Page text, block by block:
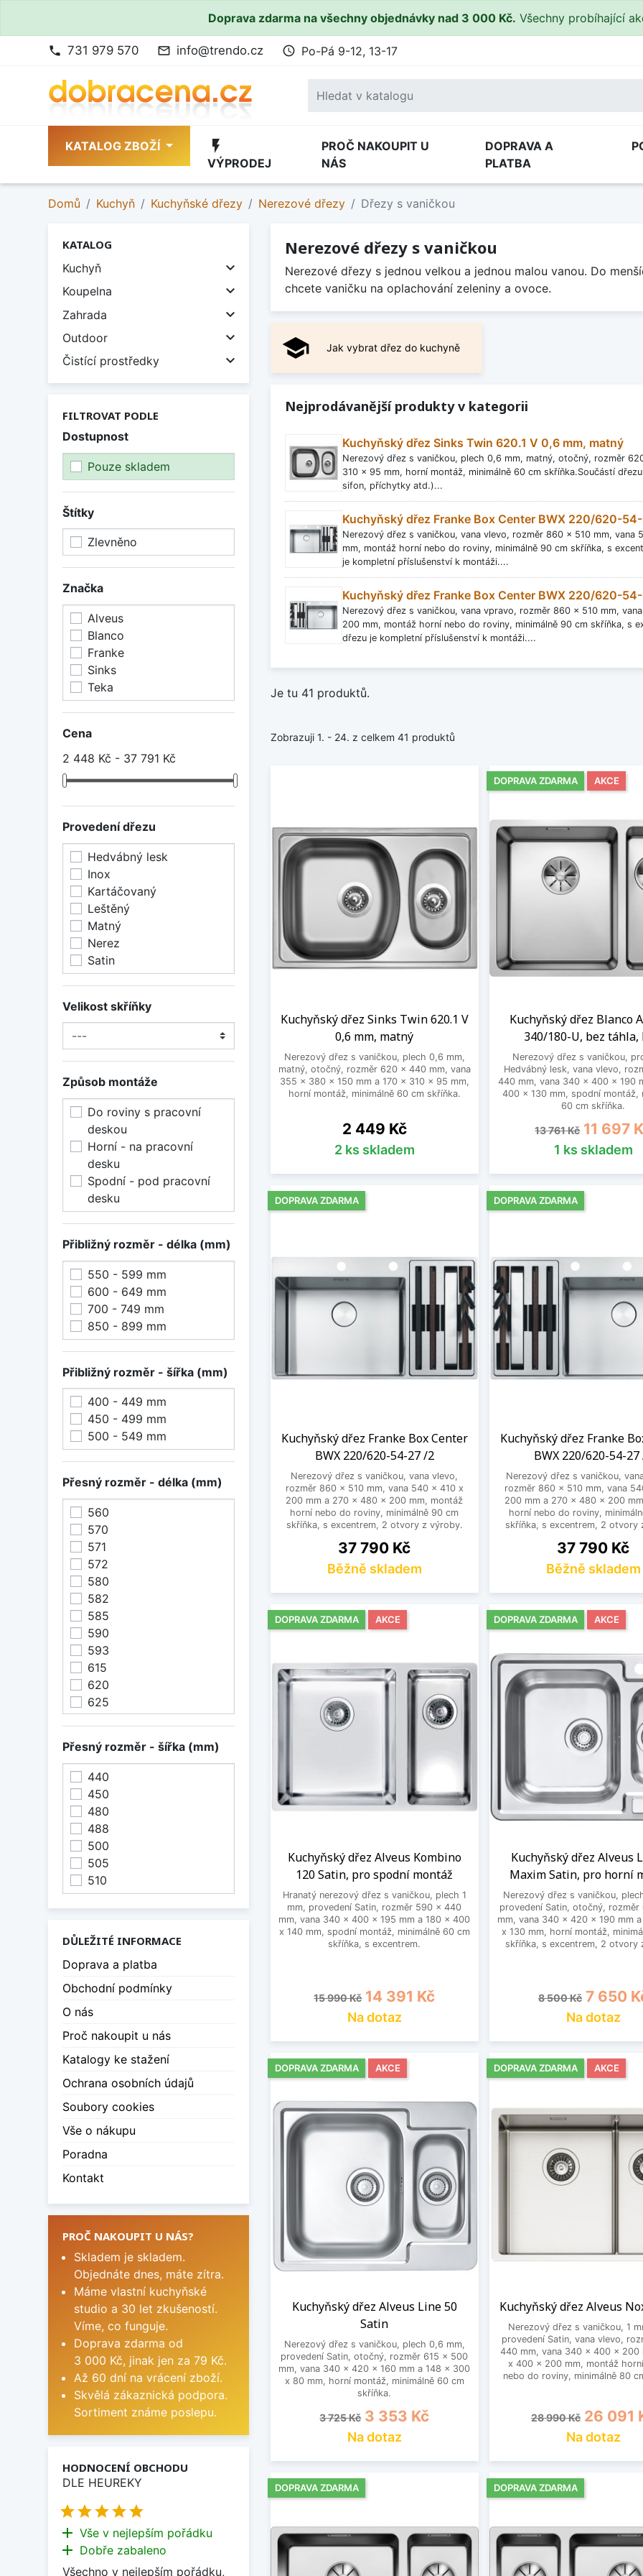
Doprava zdarma na všechny objednávky nad 3 000 Kč. Všechny probíhající
phone 731 979 570 mail_outline info@trendo.cz access_time Po-Pá 9-12, 13-17
KATALOG ZBOŽÍ flash_on
VÝPRODEJ
PROČ NAKOUPIT U
NÁS
DOPRAVA A
PLATBA
Domů Kuchyň Kuchyňské dřezy Nerezové dřezy Dřezy s vaničkou
KATALOG
Kuchyň

Koupelna 
Zahrada 
Outdoor 
Čistící prostředky 
FILTROVAT PODLE
Dostupnost
Pouze skladem
Štítky
Zlevněno
Značka
Alveus
Blanco
Franke
Sinks
Teka
Cena
2 448 Kč - 37 791 Kč
Provedení dřezu
Hedvábný lesk
Inox
Kartáčovaný
Leštěný
Matný
Nerez
Satin
Velikost skříňky
Způsob montáže
Do roviny s pracovní
deskou
Horní - na pracovní
desku
Spodní - pod pracovní
desku
Přibližný rozměr - délka (mm)
550 - 599 mm
600 - 649 mm
700 - 749 mm
850 - 899 mm
Přibližný rozměr - šířka (mm)
400 - 449 mm
450 - 499 mm
500 - 549 mm
Přesný rozměr - délka (mm)
560
570
571
572
580
582
585
590
593
615
620
625
745
Přesný rozměr - šířka (mm)
440
450
480
488
500
505
510
DŮLEŽITÉ INFORMACE
Doprava a platba
Obchodní podmínky
O nás
Proč nakoupit u nás
Katalogy ke stažení
Ochrana osobních údajů
Soubory cookies
Vše o nákupu
Poradna
Kontakt
PROČ NAKOUPIT U NÁS?
Skladem je skladem.
Objednáte dnes, máte zítra.
Máme vlastní kuchyňské
studio a 30 let zkušeností.
Víme, co funguje.
Doprava zdarma od
3 000 Kč, jinak jen za 79 Kč.
Až 60 dní na vrácení zboží.
Skvělá zákaznická podpora.
Sortiment známe poslepu.
HODNOCENÍ OBCHODU
DLE HEUREKY

add Vše v nejlepším pořádku
add Dobře zabaleno
Všechno v nejlepším pořádku,
Nerezové dřezy s vaničkou
Nerezové dřezy s jednou velkou a jednou malou vanou. Do
chcete vaničku na oplachování zeleniny a ovoce.
school Jak vybrat dřez do kuchyně
Nejprodávanější produkty v kategorii
Kuchyňský dřez Sinks Twin 620.1 V 0,6 mm, matný
Nerezový dřez s vaničkou, plech 0,6 mm, matný, otočný, rozměr
310 x 95 mm, horní montáž, minimálně 60 cm skříňka.Součástí
sifon, příchytky atd.)...
Kuchyňský dřez Franke Box Center BWX 220/620-
Nerezový dřez s vaničkou, vana vlevo, rozměr 860 x 510 mm,
mm, montáž horní nebo do roviny, minimálně 90 cm skříňka, s
je kompletní příslušenství k montáži....
Kuchyňský dřez Franke Box Center BWX 220/620-
Nerezový dřez s vaničkou, vana vpravo, rozměr 860 x 510 mm,
200 mm, montáž horní nebo do roviny, minimálně 90 cm skříňka, s
dřezu je kompletní příslušenství k montáži....
Je tu 41 produktů.
Zobrazuji 1. - 24. z celkem 41 produktů
Kuchyňský dřez Sinks Twin 620.1 V
0,6 mm, matný
Nerezový dřez s vaničkou, plech 0,6 mm,
matný, otočný, rozměr 620 x 440 mm, vana
355 x 380 x 150 mm a 170 x 310 x 95 mm,
horní montáž, minimálně 60 cm skříňka.
Cena
2 449 Kč
2 ks skladem
Kuchyňský dřez Blanco
340/180-U, bez táhla,
Nerezový dřez s vaničkou,
Hedvábný lesk, vana vlevo,
440 mm, vana 340 x 400 x 190
400 x 130 mm, spodní montáž,
60 cm skříňka.
Běžná cena
13 761 Kč Cena
11 697
1 ks skladem
DOPRAVA ZDARMA AKCE
Kuchyňský dřez Franke Box Center
BWX 220/620-54-27 /2
Nerezový dřez s vaničkou, vana vlevo,
rozměr 860 x 510 mm, vana 540 x 410 x
200 mm a 270 x 480 x 200 mm, montáž
horní nebo do roviny, minimálně 90 cm
skříňka, s excentrem, 2 otvory z výroby.
Cena
37 790 Kč
Běžně skladem
DOPRAVA ZDARMA
Kuchyňský dřez Franke
BWX 220/620-54-27
Nerezový dřez s vaničkou,
rozměr 860 x 510 mm, vana
200 mm a 270 x 480 x 200
horní nebo do roviny,
skříňka, s excentrem, 2 otvory
Cena
37 790 Kč
Běžně skladem
DOPRAVA ZDARMA
Kuchyňský dřez Alveus Kombino
120 Satin, pro spodní montáž
Hranatý nerezový dřez s vaničkou, plech 1
mm, provedení Satin, rozměr 590 x 440
mm, vana 340 x 400 x 195 mm a 180 x 400
x 140 mm, spodní montáž, minimálně 60 cm
skříňka, s excentrem.
Běžná cena
15 990 Kč Cena
14 391 Kč
Na dotaz
DOPRAVA ZDARMA AKCE
Kuchyňský dřez Alveus
Maxim Satin, pro horní
Nerezový dřez s vaničkou,
provedení Satin, otočný, rozměr
mm, vana 340 x 420 x 190 mm
x 130 mm, horní montáž,
skříňka, s excentrem, 2 otvory
Běžná cena
8 500 Kč Cena
7 650
Na dotaz
DOPRAVA ZDARMA AKCE
Kuchyňský dřez Alveus Line 50
Satin
Nerezový dřez s vaničkou, plech 0,6 mm,
provedení Satin, otočný, rozměr 615 x 500
mm, vana 340 x 420 x 160 mm a 148 x 300
x 80 mm, horní montáž, minimálně 60 cm
skříňka.
Běžná cena
3 725 Kč Cena
3 353 Kč
Na dotaz
DOPRAVA ZDARMA AKCE
Kuchyňský dřez Alveus
Nerezový dřez s vaničkou, 1
provedení Satin, vana vlevo,
440 mm, vana 340 x 400 x 200
x 400 x 200 mm, montáž
nebo do roviny, minimálně 80
Běžná cena
28 990 Kč Cena
26 091
Na dotaz
DOPRAVA ZDARMA AKCE
DOPRAVA ZDARMA DOPRAVA ZDARMA